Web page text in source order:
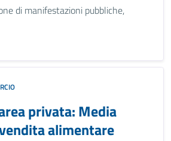
di manifestazioni pubbliche,
privata: Media
alimentare